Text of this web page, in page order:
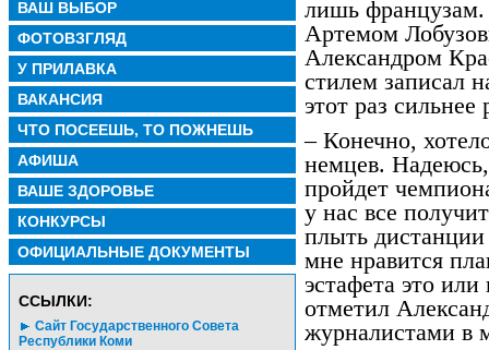
ВАШ ВЫБОР
ФОТОВЗГЛЯД
У ПРИЛАВКА
ВАКАНСИЯ
ЧТО ПОСЕЕШЬ, ТО ПОЖНЕШЬ
АФИША
ВАШЕ ЗДОРОВЬЕ
КОНКУРСЫ
ОФИЦИАЛЬНЫЕ ДОКУМЕНТЫ
CСЫЛКИ:
Сайт Государственного Совета
Республики Коми
лишь французам.
Артемом
Александром
стилем записал
этот раз
– Конечно,
немцев.
пройдет
у нас все
плыть
мне нравится
эстафета это
отметил
журналистами в